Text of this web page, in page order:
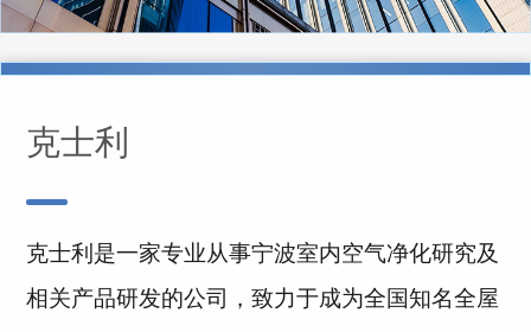
克士利
克士利是一家专业从事宁波室内空气净化研究及
相关产品研发的公司，致力于成为全国知名全屋